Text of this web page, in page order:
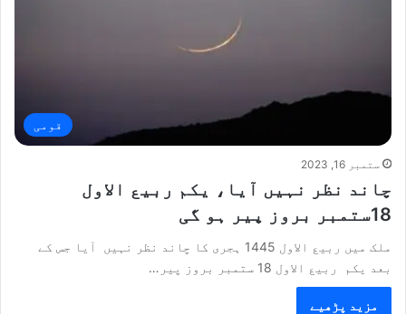
قومی
ستمبر 16, 2023
چاند نظر نہیں آیا، یکم ربیع الاول
18ستمبر بروز پیر ہو گی
ملک میں ربیع الاول 1445 ہجری کا چاند نظر نہیں آیا جس کے
بعد یکم ربیع الاول 18 ستمبر بروز پیر…
مزید پڑھیے